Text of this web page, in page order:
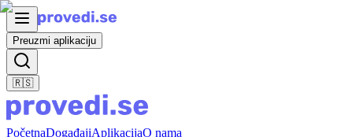
Preuzmi aplikaciju
🇷🇸
PočetnaDogađajiAplikacijaO nama